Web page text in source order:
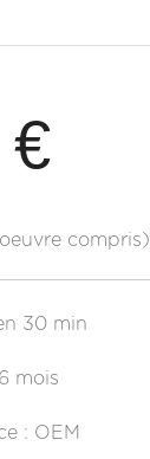
compris)
30 min
mois
: OEM